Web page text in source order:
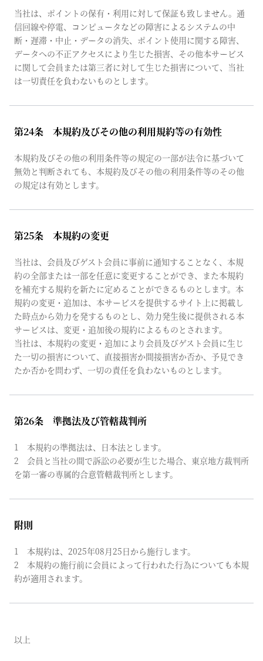
当社は、ポイントの保有・利用に対して保証も致しません。通
信回線や停電、コンピュータなどの障害によるシステムの中
断・遅滞・中止・データの消失、ポイント使用に関する障害、
データへの不正アクセスにより生じた損害、その他本サービス
に関して会員または第三者に対して生じた損害について、当社
は一切責任を負わないものとします。
第24条 本規約及びその他の利用規約等の有効性
本規約及びその他の利用条件等の規定の一部が法令に基づいて
無効と判断されても、本規約及びその他の利用条件等のその他
の規定は有効とします。
第25条 本規約の変更
当社は、会員及びゲスト会員に事前に通知することなく、本規
約の全部または一部を任意に変更することができ、また本規約
を補充する規約を新たに定めることができるものとします。本
規約の変更・追加は、本サービスを提供するサイト上に掲載し
た時点から効力を発するものとし、効力発生後に提供される本
サービスは、変更・追加後の規約によるものとされます。
当社は、本規約の変更・追加により会員及びゲスト会員に生じ
た一切の損害について、直接損害か間接損害か否か、予見でき
たか否かを問わず、一切の責任を負わないものとします。
第26条 準拠法及び管轄裁判所
1 本規約の準拠法は、日本法とします。
2 会員と当社の間で訴訟の必要が生じた場合、東京地方裁判所
を第一審の専属的合意管轄裁判所とします。
附則
1 本規約は、2025年08月25日から施行します。
2 本規約の施行前に会員によって行われた行為についても本規
約が適用されます。
以上